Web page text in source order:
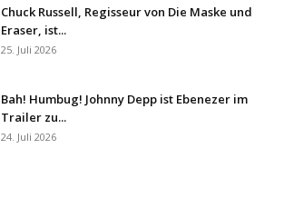
Chuck Russell, Regisseur von Die Maske und
Eraser, ist...
25. Juli 2026
Bah! Humbug! Johnny Depp ist Ebenezer im
Trailer zu...
24. Juli 2026